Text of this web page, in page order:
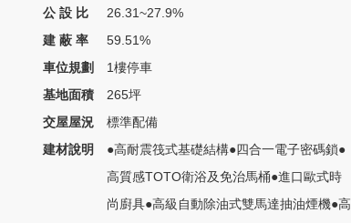
公 設 比
26.31~27.9%
建 蔽 率
59.51%
車位規劃
1樓停車
基地面積
265坪
交屋屋況
標準配備
建材說明
●高耐震筏式基礎結構●四合一電子密碼鎖●
高質感TOTO衛浴及免治馬桶●進口歐式時
尚廚具●高級自動除油式雙馬達抽油煙機●高